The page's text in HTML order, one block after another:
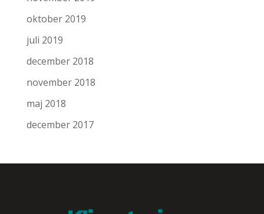
oktober 2019
juli 2019
december 2018
november 2018
maj 2018
december 2017